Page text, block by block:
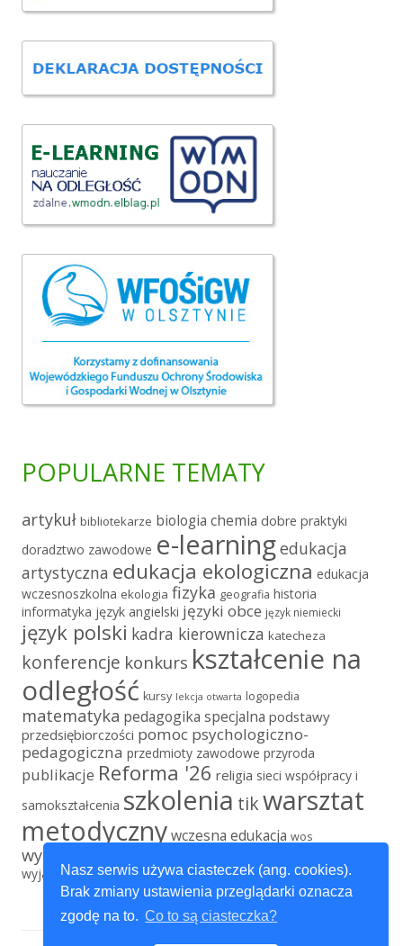
Nasz serwis używa ciasteczek (ang. cookies).
Brak zmiany ustawienia przeglądarki oznacza
zgodę na to. Co to są ciasteczka?
POPULARNE TEMATY
artykuł bibliotekarze biologia chemia dobre praktyki
doradztwo zawodowe e-learningedukacja
artystyczna edukacja ekologiczna edukacja
wczesnoszkolna ekologia fizyka geografia historia
informatyka język angielski języki obce język niemiecki
język polski kadra kierownicza katecheza
konferencje konkurs kształcenie na
odległość kursy lekcja otwarta logopedia
matematyka pedagogika specjalna podstawy
przedsiębiorczości pomoc psychologiczno-
pedagogiczna przedmioty zawodowe przyroda
publikacje Reforma '26 religia sieci współpracy i
samokształcenia szkolenia tikwarsztat
metodycznywczesna edukacja wos
wychowanie fizyczne
wyjazd edukacyjny